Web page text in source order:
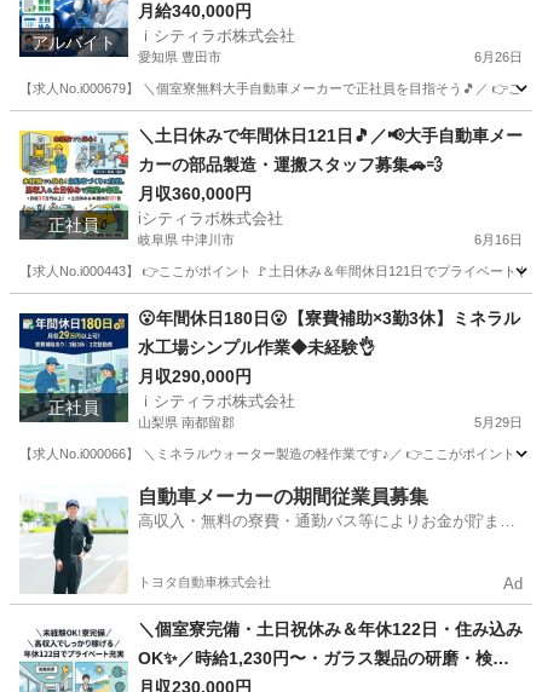
アルバイト
月給340,000円
ｉシティラボ株式会社
愛知県 豊田市 6月26日
【求人No.i000679】 ＼個室寮無料大手自動車メーカーで正社員を目指そう🎵／ 👉こ
その他 個室
正社員
＼土日休みで年間休日121日🎵／📢大手自動車メー
カーの部品製造・運搬スタッフ募集🚗💨
月収360,000円
iシティラボ株式会社
岐阜県 中津川市 6月16日
【求人No.i000443】 👉ここがポイント 🚩土日休み＆年間休日121日でプライベート
その他
正社員
😮年間休日180日😮【寮費補助×3勤3休】ミネラル
水工場シンプル作業◆未経験👌
月収290,000円
ｉシティラボ株式会社
山梨県 南都留郡 5月29日
【求人No.i000066】 ＼ミネラルウォーター製造の軽作業です♪／ 👉ここがポイント
その他 未経験
自動車メーカーの期間従業員募集
高収入・無料の寮費・通勤バス等によりお金が貯まり
トヨタ自動車株式会社 Ad
＼個室寮完備・土日祝休み＆年休122日・住み込み
OK✨／時給1,230円〜・ガラス製品の研磨・検査
スタッフ募集！
月収230,000円